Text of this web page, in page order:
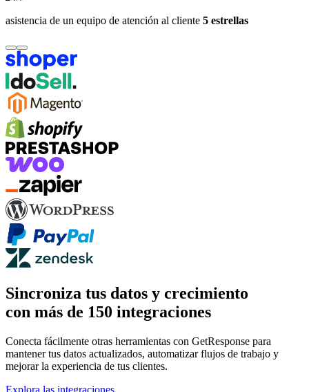
asistencia de un equipo de atención al cliente 5 estrellas
Sincroniza tus datos y crecimiento
con más de 150 integraciones
Conecta fácilmente otras herramientas con GetResponse para
mantener tus datos actualizados, automatizar flujos de trabajo y
mejorar la experiencia de tus clientes.
Explora las integraciones